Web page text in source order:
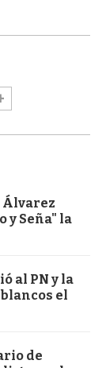
Álvarez
y Seña" la
al PN y la
el
de